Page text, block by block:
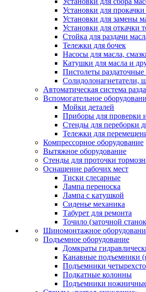
Установки для
Установки для замены
Установки для откачки
Стойка для раздачи
Тележки для бочек
Насосы для масла,
Катушки для масла и
Пистолеты раздаточные
Солидолонагнетатели,
Автоматическая система
Вспомогательное
Мойки деталей
Приборы для проверки
Стенды для переборки
Тележки для
Компрессорное оборудование
Вытяжное оборудование
Стенды для проточки
Оснащение рабочих мест
Тиски слесарные
Лампа переноска
Лампа с катушкой
Сиденье механика
Табурет для ремонта
Точило (заточной
Шиномонтажное
Подъемное оборудование
Домкраты
Канавные подъемники
Подъемники
Подкатные колонны
Подъемники